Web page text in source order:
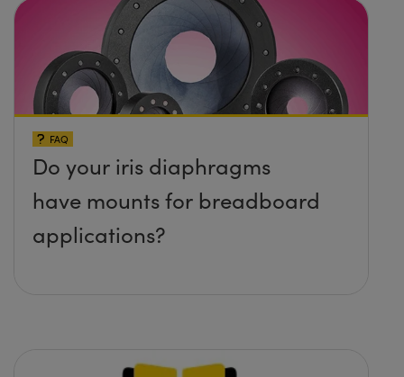
surface?
FAQ
Do your iris diaphragms
have mounts for breadboard
applications?